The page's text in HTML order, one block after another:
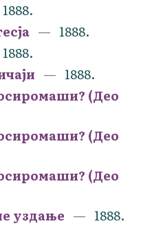
1888.
1888.
1888.
1888.
(Део
(Део
(Део
уздање
1888.